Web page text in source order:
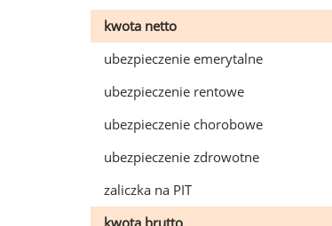
kwota netto
ubezpieczenie emerytalne
ubezpieczenie rentowe
ubezpieczenie chorobowe
ubezpieczenie zdrowotne
zaliczka na PIT
kwota brutto